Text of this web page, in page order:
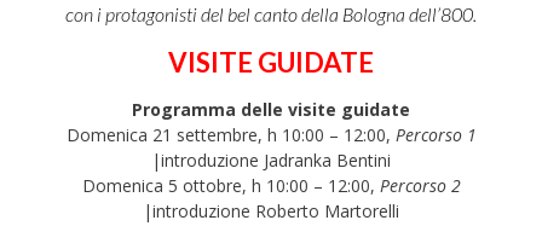
con i protagonisti del bel canto della Bologna dell’800.
VISITE GUIDATE
Programma delle visite guidate
Domenica 21 settembre, h 10:00 – 12:00, Percorso 1
|introduzione Jadranka Bentini
Domenica 5 ottobre, h 10:00 – 12:00, Percorso 2
|introduzione Roberto Martorelli